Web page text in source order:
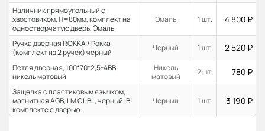
Наличник прямоугольный с
хвостовиком, H=80мм, комплект на
одностворчатую дверь, Эмаль
Эмаль 1 шт. 4 800 ₽
Ручка дверная ROKKA / Рокка
(комплект из 2 ручек) черный
Черный 1 шт. 2 520 ₽
Петля дверная, 100*70*2,5-4ВВ ,
никель матовый
Никель
матовый
2 шт. 780 ₽
Защелка с пластиковым язычком,
магнитная AGB, LM CL BL, черный. В
комплекте с дверью.
Черный 1 шт. 3 190 ₽